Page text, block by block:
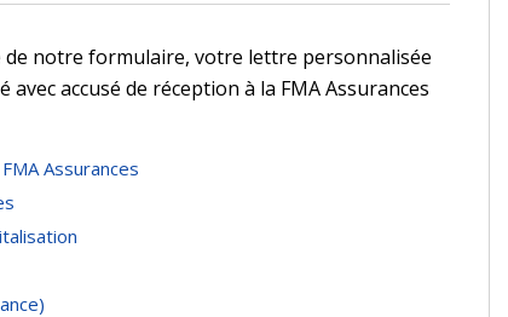
notre formulaire, votre lettre personnalisée
accusé de réception à la FMA Assurances
Assurances